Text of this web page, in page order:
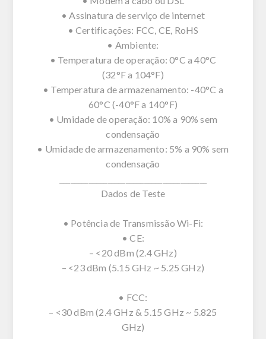
• Assinatura de serviço de internet
• Certificações: FCC, CE, RoHS
• Ambiente:
• Temperatura de operação: 0°C a 40°C
(32°F a 104°F)
• Temperatura de armazenamento: -40°C a
60°C (-40°F a 140°F)
• Umidade de operação: 10% a 90% sem
condensação
• Umidade de armazenamento: 5% a 90% sem
condensação
Dados de Teste
• Potência de Transmissão Wi-Fi:
• CE:
– <20 dBm (2.4 GHz)
– <23 dBm (5.15 GHz ~ 5.25 GHz)
• FCC:
– <30 dBm (2.4 GHz & 5.15 GHz ~ 5.825
GHz)